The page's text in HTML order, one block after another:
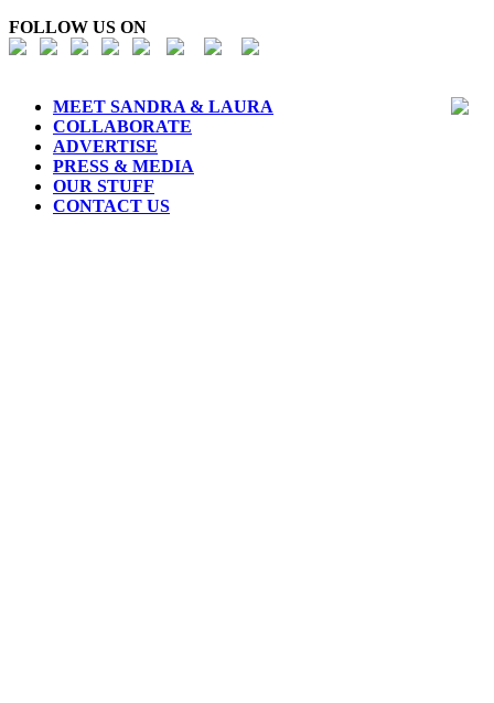
FOLLOW US ON
MEET SANDRA & LAURA
COLLABORATE
ADVERTISE
PRESS & MEDIA
OUR STUFF
CONTACT US